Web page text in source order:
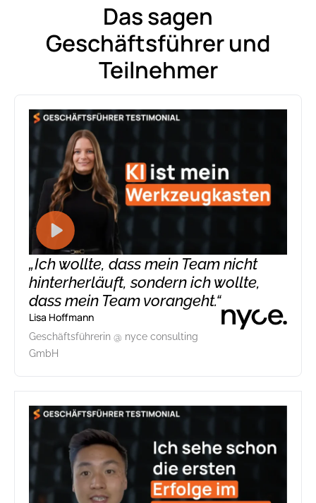
Das sagen
Geschäftsführer und
Teilnehmer
„Ich wollte, dass mein Team nicht
hinterherläuft, sondern ich wollte,
dass mein Team vorangeht.“
Lisa Hoffmann
Geschäftsführerin @ nyce consulting
GmbH